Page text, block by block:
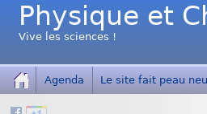
Physique et
Vive les sciences !
Agenda Le site fait peau